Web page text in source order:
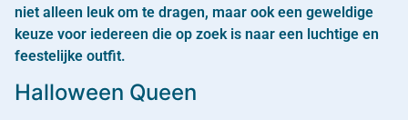
niet alleen leuk om te dragen, maar ook een geweldige
keuze voor iedereen die op zoek is naar een luchtige en
feestelijke outfit.
Halloween Queen